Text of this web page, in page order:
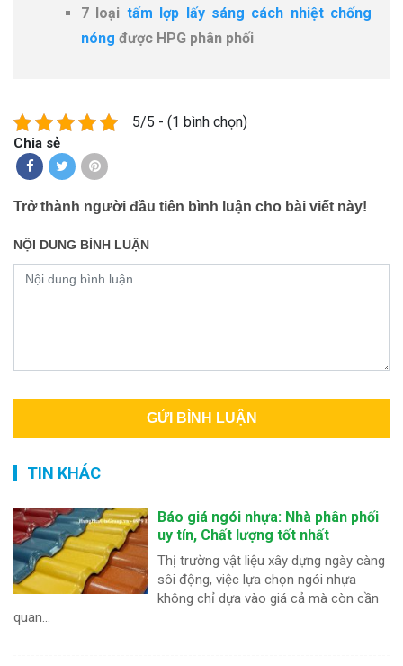
7 loại tấm lợp lấy sáng cách nhiệt chống
nóng được HPG phân phối
5/5 - (1 bình chọn)
Chia sẻ
Trở thành người đầu tiên bình luận cho bài viết này!
NỘI DUNG BÌNH LUẬN
TIN KHÁC
Báo giá ngói nhựa: Nhà phân phối
uy tín, Chất lượng tốt nhất
Thị trường vật liệu xây dựng ngày càng
sôi động, việc lựa chọn ngói nhựa
không chỉ dựa vào giá cả mà còn cần
quan...